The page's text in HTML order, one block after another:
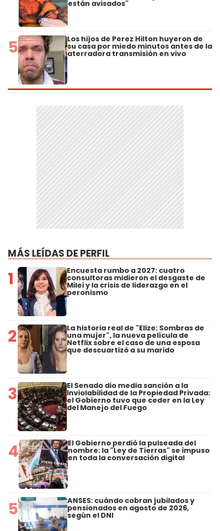
están avisados"
5 Los hijos de Perez Hilton huyeron de
su casa por miedo minutos antes de la
aterradora transmisión en vivo
MÁS LEÍDAS DE PERFIL
1 Encuesta rumbo a 2027: cuatro
consultoras midieron el desgaste de
Milei y la crisis de liderazgo en el
peronismo
2 La historia real de "Elize: Sombras de
una mujer", la nueva película de
Netflix sobre el caso de una esposa
que descuartizó a su marido
3 El Senado dio media sanción a la
Inviolabilidad de la Propiedad Privada:
el Gobierno tuvo que ceder en la Ley
del Manejo del Fuego
4 El Gobierno perdió la pulseada del
nombre: la "Ley de Tierras" se impuso
en toda la conversación digital
5 ANSES: cuándo cobran jubilados y
pensionados en agosto de 2026,
según el DNI